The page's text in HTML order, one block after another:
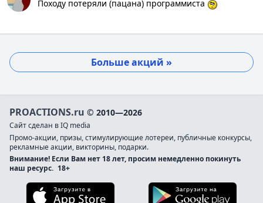
Походу потеряли (пацана) программиста
Больше акций »
PROACTIONS.ru © 2010—2026
Сайт сделан в IQ media
Промо-акции, призы, стимулирующие лотереи, публичные конкурсы,
рекламные акции, викторины, подарки.
Внимание! Если Вам нет 18 лет, просим немедленно покинуть
наш ресурс. 18+
Загрузите в App Store